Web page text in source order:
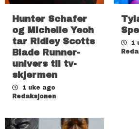
Hunter Schafer
og Michelle Yeoh
tar Ridley Scotts
Blade Runner-
univers til tv-
skjermen
1 uke ago
Redaksjonen
1